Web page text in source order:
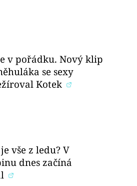
v pořádku. Nový klip
se sexy
Kotek
vše z ledu? V
dnes začíná